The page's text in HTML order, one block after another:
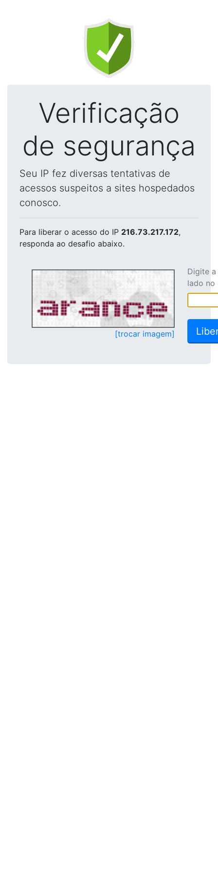
Verificação
de segurança
Seu IP fez diversas tentativas de
acessos suspeitos a sites hospedados
conosco.
Para liberar o acesso do IP 216.73.217.172,
responda ao desafio abaixo.
[trocar imagem]
Digite
lado no